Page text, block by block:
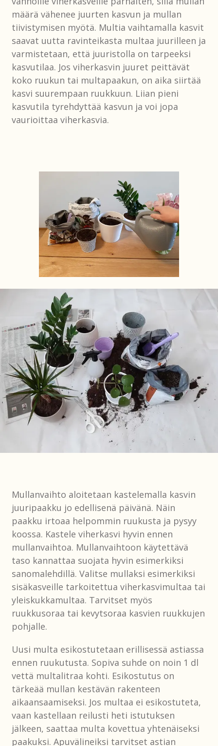
määrä vähenee juurten kasvun ja mullan
tiivistymisen myötä. Multia vaihtamalla kasvit
saavat uutta ravinteikasta multaa juurilleen ja
varmistetaan, että juuristolla on tarpeeksi
kasvutilaa. Jos viherkasvin juuret peittävät
koko ruukun tai multapaakun, on aika siirtää
kasvi suurempaan ruukkuun. Liian pieni
kasvutila tyrehdyttää kasvun ja voi jopa
vaurioittaa viherkasvia.
Mullanvaihto aloitetaan kastelemalla kasvin
juuripaakku jo edellisenä päivänä. Näin
paakku irtoaa helpommin ruukusta ja pysyy
koossa. Kastele viherkasvi hyvin ennen
mullanvaihtoa. Mullanvaihtoon käytettävä
taso kannattaa suojata hyvin esimerkiksi
sanomalehdillä. Valitse mullaksi esimerkiksi
sisäkasveille tarkoitettua viherkasvimultaa tai
yleiskukkamultaa. Tarvitset myös
ruukkusoraa tai kevytsoraa kasvien ruukkujen
pohjalle.
Uusi multa esikostutetaan erillisessä astiassa
ennen ruukutusta. Sopiva suhde on noin 1 dl
vettä multalitraa kohti. Esikostutus on
tärkeää mullan kestävän rakenteen
aikaansaamiseksi. Jos multaa ei esikostuteta,
vaan kastellaan reilusti heti istutuksen
jälkeen, saattaa multa kovettua yhtenäiseksi
paakuksi. Apuvälineiksi tarvitset astian